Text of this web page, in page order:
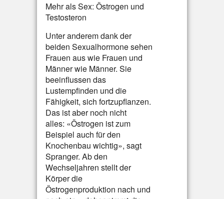
Mehr als Sex: Östrogen und
Testosteron
Unter anderem dank der
beiden Sexualhormone sehen
Frauen aus wie Frauen und
Männer wie Männer. Sie
beeinflussen das
Lustempfinden und die
Fähigkeit, sich fortzupflanzen.
Das ist aber noch nicht
alles: «Östrogen ist zum
Beispiel auch für den
Knochenbau wichtig», sagt
Spranger. Ab den
Wechseljahren stellt der
Körper die
Östrogenproduktion nach und